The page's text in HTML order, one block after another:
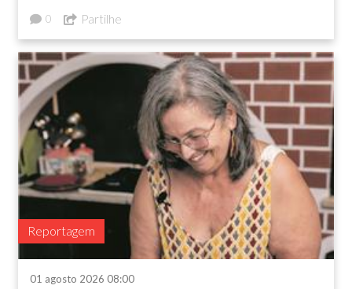
0 Partilhe
Reportagem
01 agosto 2026 08:00